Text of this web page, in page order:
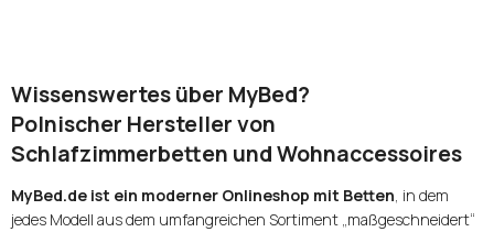
Wissenswertes über MyBed?
Polnischer Hersteller von
Schlafzimmerbetten und Wohnaccessoires
MyBed.de ist ein moderner Onlineshop mit Betten, in dem
jedes Modell aus dem umfangreichen Sortiment „maßgeschneidert“